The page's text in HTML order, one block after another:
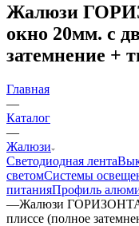
Жалюзи
окно 20мм. с
затемнение +
Главная
—
Каталог
—
Жалюзи
Светодиодная лента
светомСистемы
питанияПрофиль
—Жалюзи
плиссе (полное